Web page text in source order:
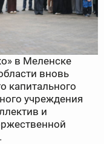
в Меленске
вновь
капитального
учреждения
и